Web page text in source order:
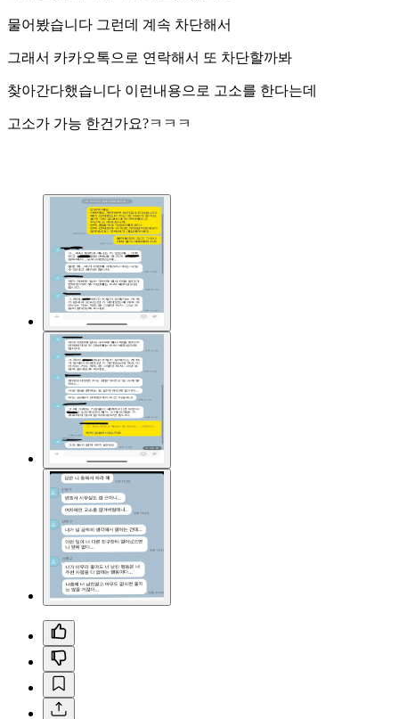
물어봤습니다 그런데 계속 차단해서
그래서 카카오톡으로 연락해서 또 차단할까봐
찾아간다했습니다 이런내용으로 고소를 한다는데
고소가 가능 한건가요?ㅋㅋㅋ